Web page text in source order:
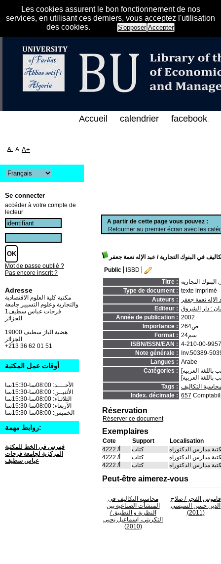
Les cookies assurent le bon fonctionnement de nos
services, en utilisant ces derniers, vous acceptez l'utilisation
des cookies.
S'opposer Accepter
الإلكتروني على الخط المباشر لمكتبة كلية
A partir de cette page vous pouvez :
Retourner au premier écran avec les
في البنوك التجارية / عبد الإله نعمة جعفر
Public
ISBD
Titre : التجارية
Type de document : texte imprimé
Auteurs :
الإله نعمة جعفر
Editeur : : دار الشروق
Année de publication : 2002
Importance :
264ص
Format :
24سم
ISBN/ISSN/EAN : 4-210-00-9957
Note générale :
Inv.50389-
Langues : Arabe
Catégories :
Tags : التكاليف
Index. décimale : 657
Réservation
Réserver ce document
Exemplaires
Cote Support
Localisation
أ/ 4222
كتاب
مدارس الدكتوراه
أ/ 4222
كتاب
مدارس الدكتوراه
أ/ 4222
كتاب مدارس الدكتوراه
Peut-être aimerez-vous
محاسبة التكاليف في
المنشآت الصناعية بين
النظرية و التطبيق/
التكريتي، إسماعيل يحيى
(2010)
قاموس الفجر / صلاح
الدين حسن السيسي
(2011)
Accueil calendrier facebook.
A- A A+
Se connecter
accéder à votre compte de
lecteur
Mot de passe oublié ?
Pas encore inscrit ?
Adresse
مكتبة كلية العلوم الاقتصادية
والتجارية وعلوم التسيير جامعة
فرحات عباس سطيف1
الجزائر
19000 هضبة الباز سطيف
+213 36 62 01 51
أوقات عمل المكتبة
الأحــــد: 08:00سا-15:30سا
الأثنيــن: 08:00سا-15:30سا
الثلاثـاء: 08:00سا-15:30سا
الأربعاء: 08:00سا-15:30سا
الخميس: 08:00سا-15:30سا
روابط مهمة:
فهرس في الخط للمكتبة
المركزية لجامعة فرحات
عباس سطيف